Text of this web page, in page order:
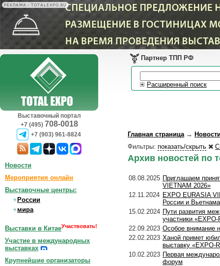
РЕКЛАМА • TOTALEXPO.RU
Выставочный портал
+7 (495) 708-0018
+7 (903) 961-8824
Партнер ТПП РФ
Расширенный поиск
Главная страница→
Фильтры: показать/скрыть
Архив новостей по
08.08.2025 Приглашаем
VIETNAM 2026»
12.11.2024 EXPO EURASIA
России и Вьетнама
15.02.2024 Пути развития
участники
22.09.2023 Особое внимание
22.02.2023 Ханой примет
выставку «EXPO-
10.02.2023 Первая
форум
Новости
Мероприятия онлайн
Выставочные центры:
России
мира
Выставки в КитаеУчаствовать!
Участие в международных
выставках
Крупнейшие организаторы